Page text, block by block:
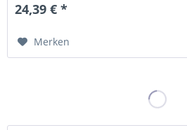
24,39 € *
Merken